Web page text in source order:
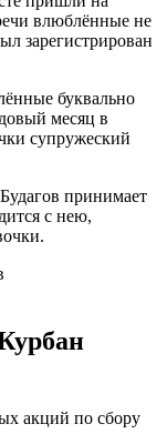
влюблённые не
зарегистрирован
буквально
месяц в
супружеский
принимает
с нею,
акций по сбору